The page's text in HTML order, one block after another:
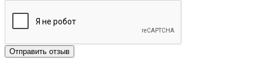
Отправить отзыв